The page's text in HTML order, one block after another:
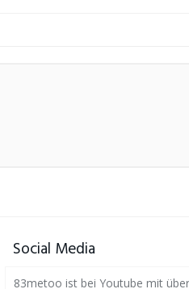
Social Media
83metoo ist bei Youtube mit über